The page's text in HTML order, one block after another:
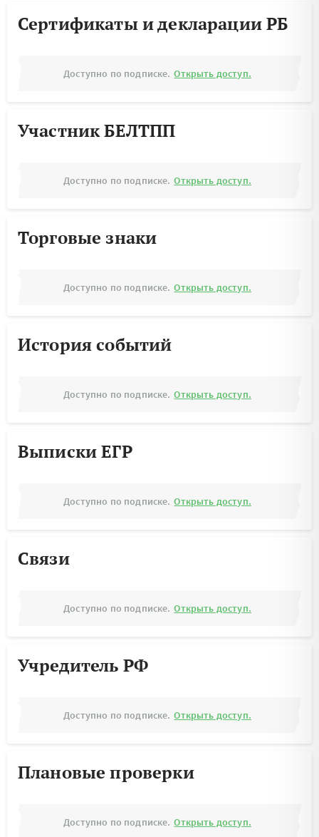
Сертификаты и декларации РБ
Доступно по подписке. Открыть доступ.
Участник БЕЛТПП
Доступно по подписке. Открыть доступ.
Торговые знаки
Доступно по подписке. Открыть доступ.
История событий
Доступно по подписке. Открыть доступ.
Выписки ЕГР
Доступно по подписке. Открыть доступ.
Связи
Доступно по подписке. Открыть доступ.
Учредитель РФ
Доступно по подписке. Открыть доступ.
Плановые проверки
Доступно по подписке. Открыть доступ.